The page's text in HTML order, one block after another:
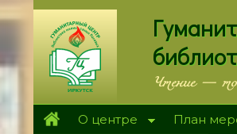
Перейти
к
основному
содержанию
Чтение —
О центре План